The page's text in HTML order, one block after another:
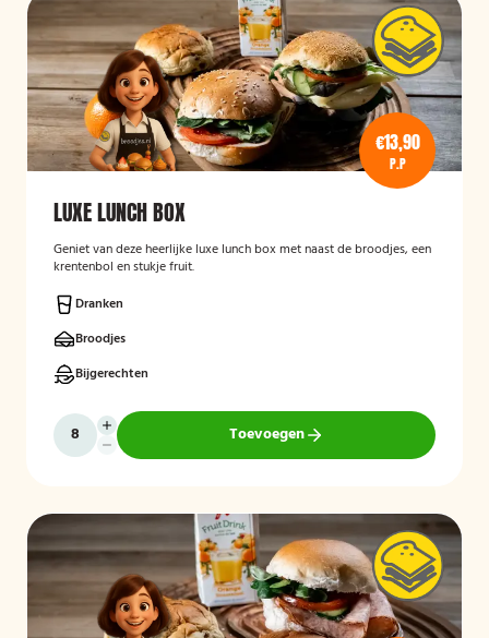
€13,90
P.P
LUXE LUNCH BOX
Geniet van deze heerlijke luxe lunch box met naast de broodjes, een
krentenbol en stukje fruit.
Dranken
Broodjes
Bijgerechten
Toevoegen